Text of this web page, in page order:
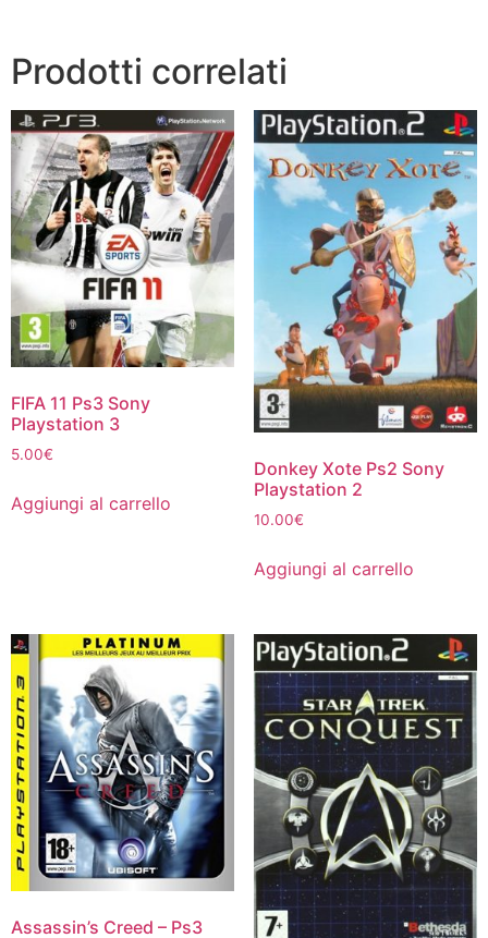
Prodotti correlati
FIFA 11 Ps3 Sony
Playstation 3
5.00€
Aggiungi al carrello
Donkey Xote Ps2 Sony
Playstation 2
10.00€
Aggiungi al carrello
Assassin’s Creed – Ps3